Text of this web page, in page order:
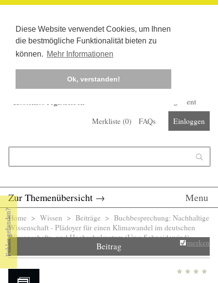
Diese Website verwendet Cookies, um Ihnen
die bestmögliche Funktionalität bieten zu
können. Mehr Informationen
Ok, verstanden!
Kostenlos registrieren
Corona-Management
Merkliste (0) FAQs Einloggen
Zur Themenübersicht → Menu
Sie sind hier
Home > Wissen > Beiträge > Buchbesprechung: Nachhaltige
Wissenschaft - Plädoyer für einen Klimawandel im deutschen
Wissenschafts- und Hochschulsystem (Uwe Schneidewind)
Beitrag merken